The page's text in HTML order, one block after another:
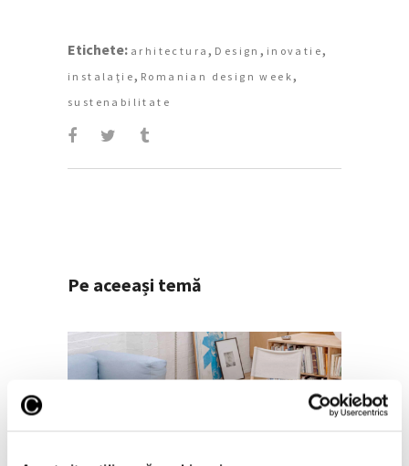
Etichete: arhitectura , Design , inovatie ,
instalaţie , Romanian design week ,
sustenabilitate
Pe aceeași temă